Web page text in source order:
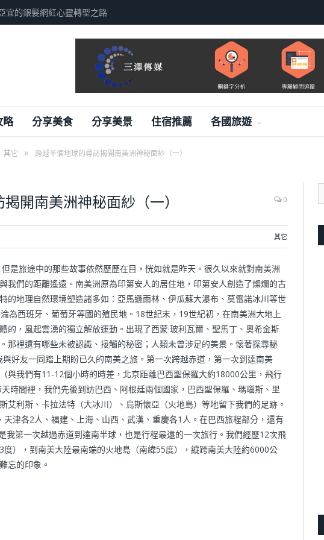
系統全攻略，德尚汽車案例分享
略 分享美食 分享美景 住宿推薦 各國旅遊
其它 » 跨越半個地球的尋訪揭開南美洲神秘面紗（一）
開南美洲神秘面紗（一） 0
其它
是旅途中的那些故事依然歷歷在目，恍如就是昨天。很久以來就對南美洲
我們的距離遙遠。南美洲原為印第安人的居住地，印第安人創造了燦爛的古
的地理自然環境塑造諸多如：亞馬遜雨林、伊瓜蘇大瀑布、莫雷諾冰川等世
為西班牙、葡萄牙等國的殖民地。18世紀末，19世紀初，在南美洲大地上
的，風起雲湧的獨立解放運動。出現了西蒙·玻利瓦爾、聖馬丁、奧希金斯
那裡還有哪些未被認識、接觸的秘密；人類未曾涉足的美景。懷著探尋秘
好友一同踏上期盼已久的南美之旅。第一次跨越赤道，第一次到達南美
與我們有11-12個小時的時差，北京距離巴西聖保羅大約18000公里，飛行
時間裡，我們先後到訪巴西、阿根廷兩個國家，巴西聖保羅、瑪瑙斯、里
艾利斯、卡拉法特（大冰川）、烏斯懷亞（火地島）等地留下我們的足跡。
津各2人、福建、上海、山西、武漢、重慶各1人。在巴西旅程部分，還有
我第一次越過赤道到達南半球，也是行程最遠的一次旅行。我們經歷12次飛
），到南美大陸最南端的火地島（南緯55度），縱跨南美大陸約6000公
忘的印象。